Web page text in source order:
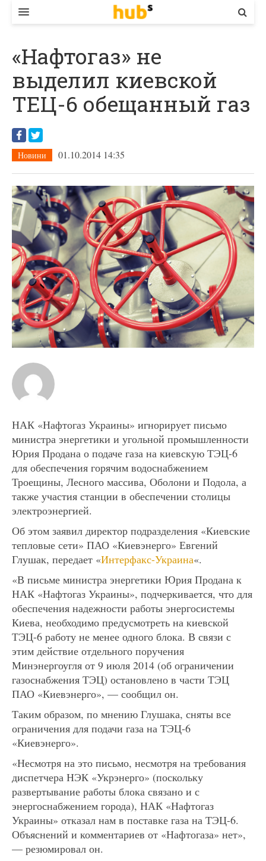
ЕКОНОМІКА
БІЗНЕС
СТАРТЕР
КОНТАКТИ
«Нафтогаз» не
выделил киевской
ТЕЦ-6 обещанный газ
Новини 01.10.2014 14:35
НАК «Нафтогаз Украины» игнорирует письмо
министра энергетики и угольной промышленности
Юрия Продана о подаче газа на киевскую ТЭЦ-6
для обеспечения горячим водоснабжением
Троещины, Лесного массива, Оболони и Подола, а
также участия станции в обеспечении столицы
электроэнергией.
Об этом заявил директор подразделения «Киевские
тепловые сети» ПАО «Киевэнерго» Евгений
Глушак, передает «Интерфакс-Украина«.
«В письме министра энергетики Юрия Продана к
НАК «Нафтогаз Украины», подчеркивается, что для
обеспечения надежности работы энергосистемы
Киева, необходимо предусмотреть на киевской
ТЭЦ-6 работу не менее одного блока. В связи с
этим действие отдельного поручения
Минэнергоугля от 9 июля 2014 (об ограничении
газоснабжения ТЭЦ) остановлено в части ТЭЦ
ПАО «Киевэнерго», — сообщил он.
Таким образом, по мнению Глушака, сняты все
ограничения для подачи газа на ТЭЦ-6
«Киевэнерго».
«Несмотря на это письмо, несмотря на требования
диспетчера НЭК «Укрэнерго» (поскольку
развертывание работы блока связано и с
энергоснабжением города), НАК «Нафтогаз
Украины» отказал нам в поставке газа на ТЭЦ-6.
Объяснений и комментариев от «Нафтогаза» нет»,
— резюмировал он.